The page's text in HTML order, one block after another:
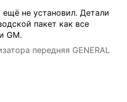
ещё не установил. Детали
пакет как все
GM.
передняя GENERAL